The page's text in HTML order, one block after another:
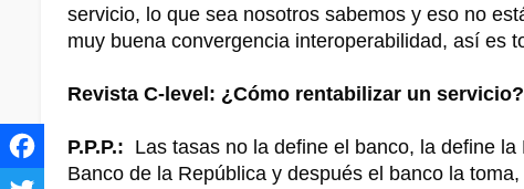
servicio, lo que sea nosotros sabemos y eso no
muy buena convergencia interoperabilidad, así es
Revista C-level: ¿Cómo rentabilizar un servicio?
P.P.P.: Las tasas no la define el banco, la define
Banco de la República y después el banco la